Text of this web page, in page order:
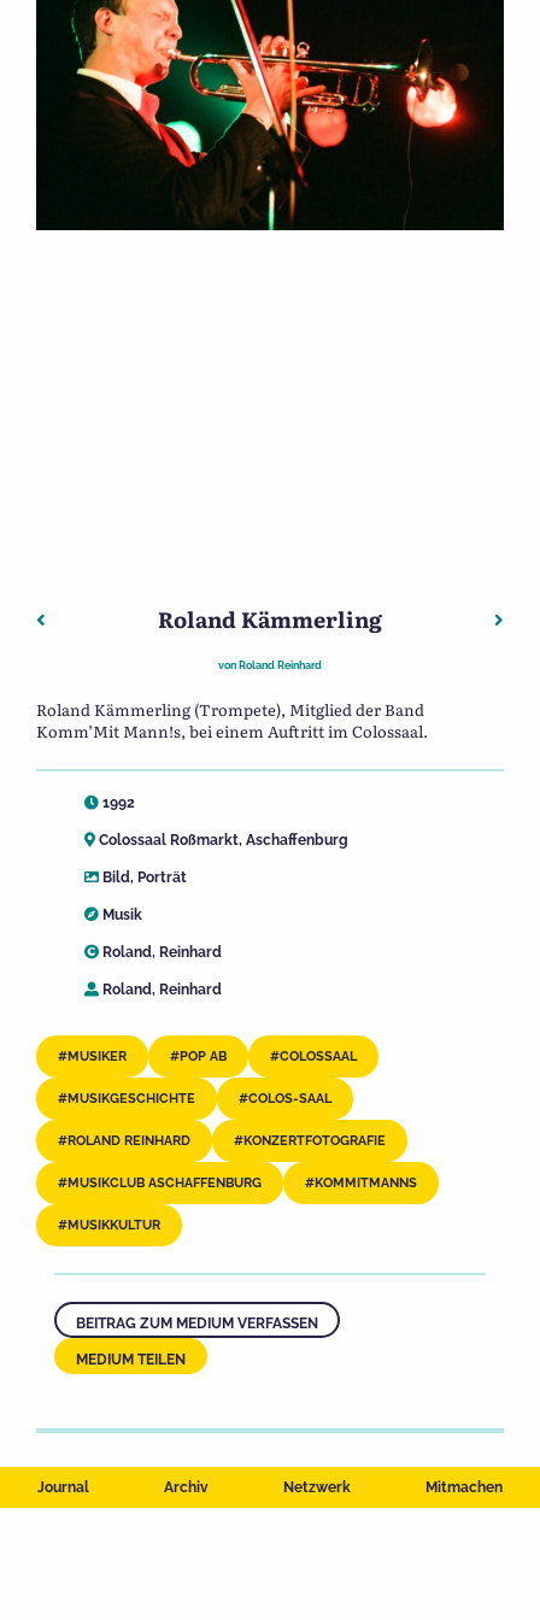
Journal Archiv Netzwerk Mitmachen
Beitragsnavigation
Vorheriger: Franco Latragna
Roland Kämmerling
von Roland Reinhard
Roland Kämmerling (Trompete), Mitglied der Band
Komm’Mit Mann!s, bei einem Auftritt im Colossaal.
1992
Colossaal Roßmarkt, Aschaffenburg
Bild, Porträt
Musik
Roland, Reinhard
Roland, Reinhard
MUSIKER POP AB COLOSSAAL
MUSIKGESCHICHTE COLOS-SAAL
ROLAND REINHARD KONZERTFOTOGRAFIE
MUSIKCLUB ASCHAFFENBURG KOMMITMANNS
MUSIKKULTUR
BEITRAG ZUM MEDIUM VERFASSEN
MEDIUM TEILEN